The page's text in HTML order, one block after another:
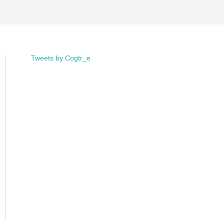
Tweets by Cogtr_e